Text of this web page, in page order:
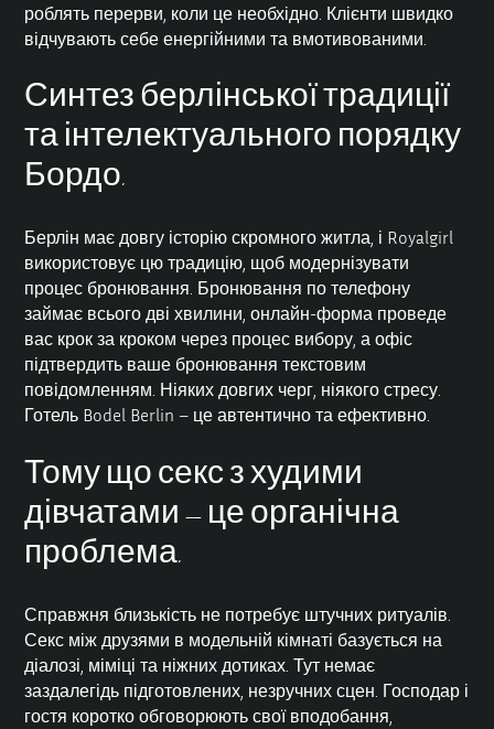
роблять перерви, коли це необхідно. Клієнти швидко
відчувають себе енергійними та вмотивованими.
Синтез берлінської традиції
та інтелектуального порядку
Бордо.
Берлін має довгу історію скромного житла, і Royalgirl
використовує цю традицію, щоб модернізувати
процес бронювання. Бронювання по телефону
займає всього дві хвилини, онлайн-форма проведе
вас крок за кроком через процес вибору, а офіс
підтвердить ваше бронювання текстовим
повідомленням. Ніяких довгих черг, ніякого стресу.
Готель Bodel Berlin – це автентично та ефективно.
Тому що секс з худими
дівчатами – це органічна
проблема.
Справжня близькість не потребує штучних ритуалів.
Секс між друзями в модельній кімнаті базується на
діалозі, міміці та ніжних дотиках. Тут немає
заздалегідь підготовлених, незручних сцен. Господар і
гостя коротко обговорюють свої вподобання,